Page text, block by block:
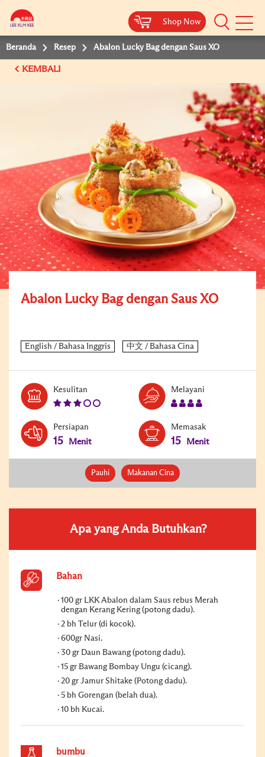
Shop Now
Shop Now
Beranda Resep Abalon Lucky Bag dengan Saus XO
KEMBALI
Abalon Lucky Bag dengan Saus XO
Kesulitan Melayani
Persiapan
15 Menit
Memasak
15 Menit
Pauhi Makanan Cina
Apa yang Anda Butuhkan?
Bahan
100 gr LKK Abalon dalam Saus rebus Merah
dengan Kerang Kering (potong dadu).
2 bh Telur (di kocok).
600gr Nasi.
30 gr Daun Bawang (potong dadu).
15 gr Bawang Bombay Ungu (cicang).
20 gr Jamur Shitake (Potong dadu).
5 bh Gorengan (belah dua).
10 bh Kucai.
bumbu